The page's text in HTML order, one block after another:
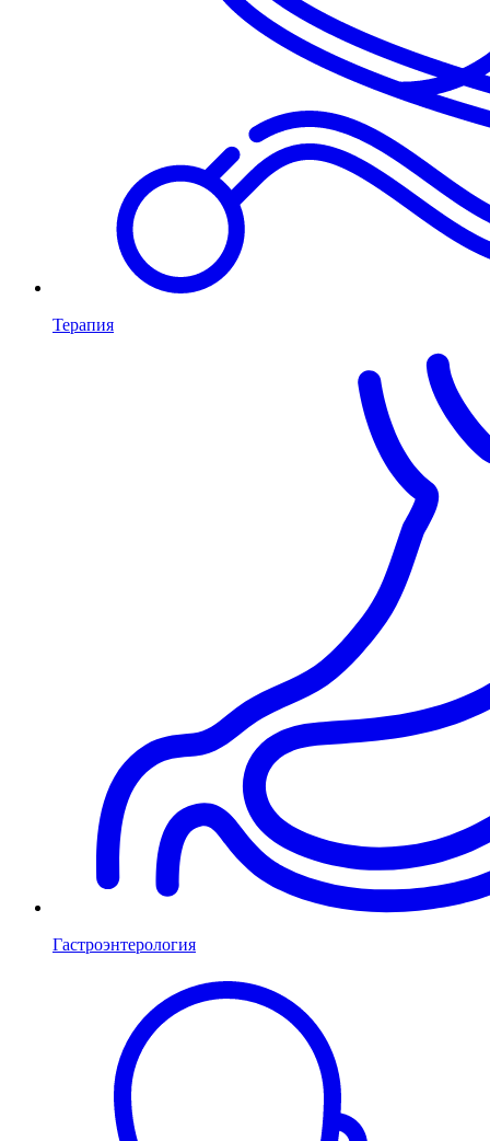
Терапия
Гастроэнтерология